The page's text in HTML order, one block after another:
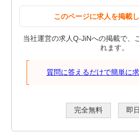
このページに求人を掲載
当社運営の求人Q-JiNへの掲載で、
れます。
質問に答えるだけで簡単に
完全無料 即